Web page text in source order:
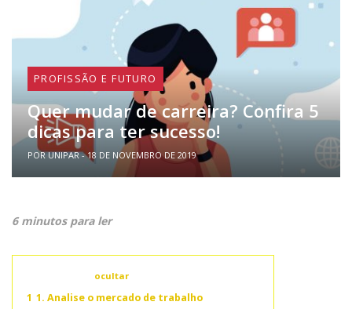
PROFISSÃO E FUTURO
Quer mudar de carreira? Confira 5
dicas para ter sucesso!
POR UNIPAR - 18 DE NOVEMBRO DE 2019
6 minutos para ler
ocultar
1 1. Analise o mercado de trabalho